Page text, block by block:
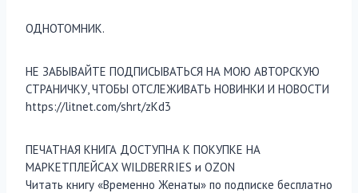
ОДНОТОМНИК.
НЕ ЗАБЫВАЙТЕ ПОДПИСЫВАТЬСЯ НА МОЮ АВТОРСКУЮ
СТРАНИЧКУ, ЧТОБЫ ОТСЛЕЖИВАТЬ НОВИНКИ И НОВОСТИ
https://litnet.com/shrt/zKd3
ПЕЧАТНАЯ КНИГА ДОСТУПНА К ПОКУПКЕ НА
МАРКЕТПЛЕЙСАХ WILDBERRIES и OZON
Читать книгу «Временно Женаты» по подписке бесплатно